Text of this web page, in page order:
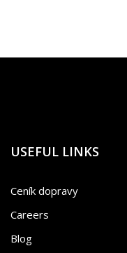
USEFUL LINKS
Ceník dopravy
Careers
Blog